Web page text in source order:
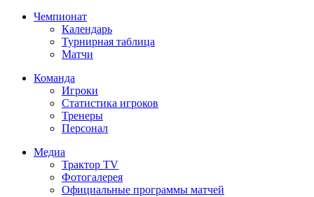
Чемпионат
Календарь
Турнирная таблица
Матчи
Команда
Игроки
Статистика игроков
Тренеры
Персонал
Медиа
Трактор TV
Фотогалерея
Официальные программы матчей